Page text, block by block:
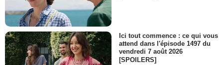
Ici tout commence : ce qui vous
attend dans l'épisode 1497 du
vendredi 7 août 2026
[SPOILERS]